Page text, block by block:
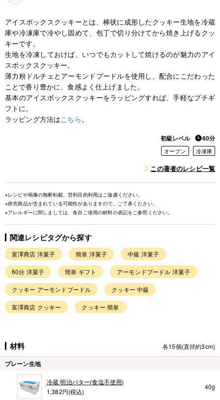
アイスボックスクッキーとは、棒状に成形したクッキー生地を冷蔵
庫や冷凍庫で冷やし固めて、包丁で切り分けてから焼き上げるクッ
キーです。
生地を冷凍しておけば、いつでもカットして焼けるのが魅力のアイ
スボックスクッキー。
薄力粉ドルチェとアーモンドプードルを使用し、配合にこだわった
ことで香り豊かに、食感よく仕上げました。
基本のアイスボックスクッキーをラッピングすれば、手軽なプチギ
フトに。
ラッピング方法はこちら。
初級レベル 60分
オーブン 冷凍庫
この著者のレシピ一覧
※レシピや画像の無断転載、営利目的利用はご遠慮ください。
※終売商品が含まれている可能性がありますので、ご了承ください。
※アレルギーに関しましては、各自ご使用の材料の表記をご参照ください。
関連レシピタグから探す
富澤商店 洋菓子 簡単 洋菓子 中級 洋菓子
60分 洋菓子 簡単 ギフト アーモンドプードル 洋菓子
クッキー アーモンドプードル クッキー 中級
富澤商店 クッキー クッキー 簡単
材料 各15個(直径約3cm)
プレーン生地
冷蔵 明治バター(食塩不使用)
1,382円(税込)
40g